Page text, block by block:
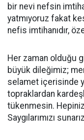
bir nevi nefsin
yatmıyoruz fakat
nefis imtihanıdır,
Her zaman olduğu
büyük dileğimiz;
selamet içerisinde
topraklardan
tükenmesin.
Saygılarımızı